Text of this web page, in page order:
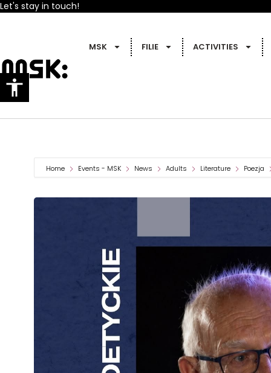
Let's stay in touch!
MSK FILIE ACTIVITIES
Home Events - MSK News Adults Literature Poezja